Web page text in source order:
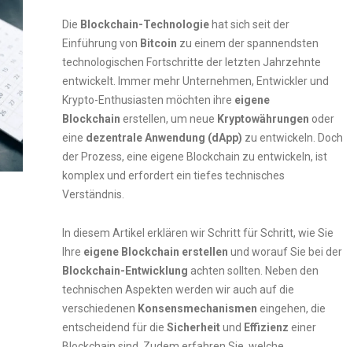
Die Blockchain-Technologiehat sich seit der
Einführung von Bitcoin zu einem der spannendsten
technologischen Fortschritte der letzten Jahrzehnte
entwickelt. Immer mehr Unternehmen, Entwickler und
Krypto-Enthusiasten möchten ihre eigene
Blockchain erstellen, um neue Kryptowährungen oder
eine dezentrale Anwendung (dApp) zu entwickeln. Doch
der Prozess, eine eigene Blockchain zu entwickeln, ist
komplex und erfordert ein tiefes technisches
Verständnis.
In diesem Artikel erklären wir Schritt für Schritt, wie Sie
Ihre eigene Blockchain erstellen und worauf Sie bei der
Blockchain-Entwicklung achten sollten. Neben den
technischen Aspekten werden wir auch auf die
verschiedenen Konsensmechanismen eingehen, die
entscheidend für die Sicherheitund Effizienz einer